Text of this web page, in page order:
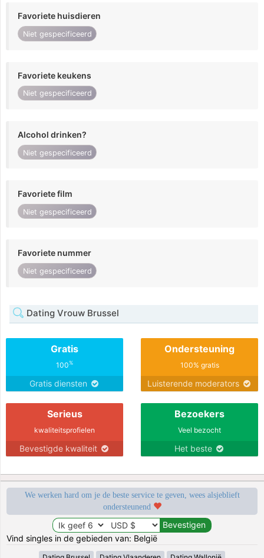
Favoriete huisdieren
Niet gespecificeerd
Favoriete keukens
Niet gespecificeerd
Alcohol drinken?
Niet gespecificeerd
Favoriete film
Niet gespecificeerd
Favoriete nummer
Niet gespecificeerd
Dating Vrouw Brussel
Gratis
100%
Gratis diensten
Ondersteuning
100% gratis
Luisterende moderators
Serieus
kwaliteitsprofielen
Bevestigde kwaliteit
Bezoekers
Veel bezocht
Het beste
We werken hard om je de beste service te geven, wees alsjeblieft
ondersteunend
Vind singles in de gebieden van: België